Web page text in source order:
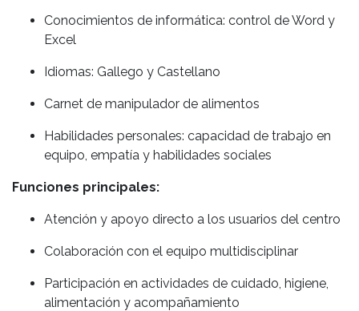
Conocimientos de informática: control de Word y
Excel
Idiomas: Gallego y Castellano
Carnet de manipulador de alimentos
Habilidades personales: capacidad de trabajo en
equipo, empatía y habilidades sociales
Funciones principales:
Atención y apoyo directo a los usuarios del centro
Colaboración con el equipo multidisciplinar
Participación en actividades de cuidado, higiene,
alimentación y acompañamiento